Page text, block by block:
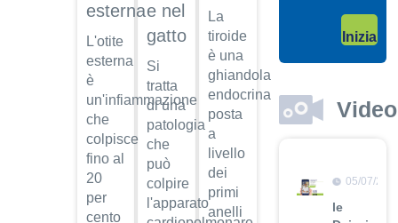
esterna
L'otite
esterna
è
un'infiammazione
che
colpisce
fino al
20
per
cento
e nel
gatto
Si
tratta
di una
patologia
che
può
colpire
l'apparato
La
tiroide
è una
ghiandola
endocrina
posta
a
livello
dei
primi
anelli
Inizia
Video
04/10/
Adozione
Dott.
Albano
Guarda
05/07/
le